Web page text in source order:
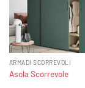
ARMADI SCORREVOLI
Asola Scorrevole